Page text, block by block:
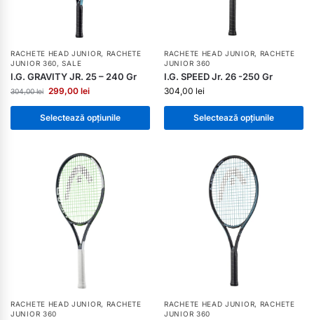
RACHETE HEAD JUNIOR, RACHETE
JUNIOR 360,SALE
I.G. GRAVITY JR. 25 – 240 Gr
304,00lei 299,00 lei
Selectează opțiunile
RACHETE HEAD JUNIOR, RACHETE
JUNIOR 360
I.G. SPEED Jr. 26 -250 Gr
304,00 lei
Selectează opțiunile
RACHETE HEAD JUNIOR, RACHETE
JUNIOR 360
RACHETE HEAD JUNIOR, RACHETE
JUNIOR 360